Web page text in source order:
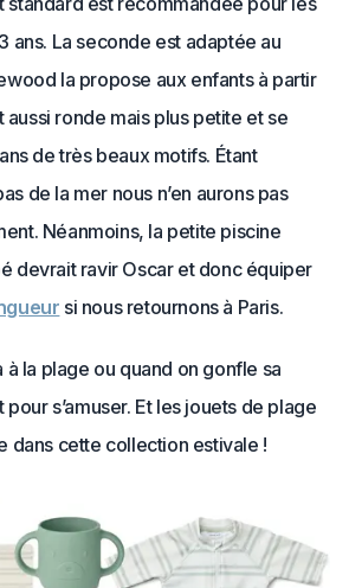
ans. La seconde est adaptée au
la propose aux enfants à partir
aussi ronde mais plus petite et se
de très beaux motifs. Étant
de la mer nous n’en aurons pas
Néanmoins, la petite piscine
devrait ravir Oscar et donc équiper
si nous retournons à Paris.
à la plage ou quand on gonfle sa
pour s’amuser. Et les jouets de plage
dans cette collection estivale !